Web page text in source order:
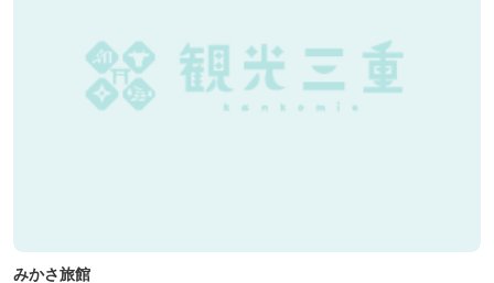
みかさ旅館